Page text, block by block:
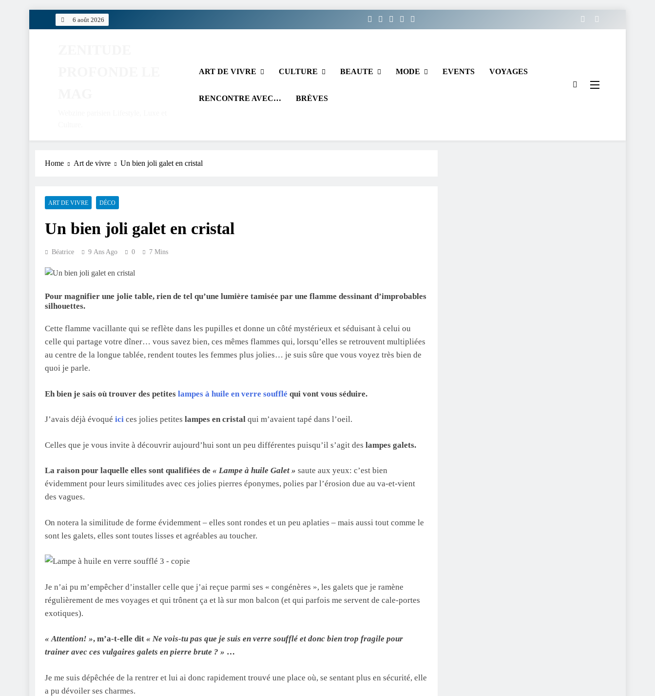
6 août 2026
ART DE VIVRE CULTURE BEAUTE MODE EVENTS VOYAGES
RENCONTRE AVEC… BRÈVES
Home Art de vivre Un bien joli galet en cristal
ART DE VIVRE DÉCO
Un bien joli galet en cristal
Béatrice 9 Ans Ago 0 7 Mins
Pour magnifier une jolie table, rien de tel qu’une lumière tamisée par une flamme dessinant d’improbables
silhouettes.
Cette flamme vacillante qui se reflète dans les pupilles et donne un côté mystérieux et séduisant à celui ou
celle qui partage votre dîner… vous savez bien, ces mêmes flammes qui, lorsqu’elles se retrouvent multipliées
au centre de la longue tablée, rendent toutes les femmes plus jolies… je suis sûre que vous voyez très bien de
quoi je parle.
Eh bien je sais où trouver des petites lampes à huile en verre soufflé qui vont vous séduire.
J’avais déjà évoqué ici ces jolies petites lampes en cristal qui m’avaient tapé dans l’oeil.
Celles que je vous invite à découvrir aujourd’hui sont un peu différentes puisqu’il s’agit des lampes galets.
La raison pour laquelle elles sont qualifiées de « Lampe à huile Galet » saute aux yeux: c’est bien
évidemment pour leurs similitudes avec ces jolies pierres éponymes, polies par l’érosion due au va-et-vient
des vagues.
On notera la similitude de forme évidemment – elles sont rondes et un peu aplaties – mais aussi tout comme le
sont les galets, elles sont toutes lisses et agréables au toucher.
Je n’ai pu m’empêcher d’installer celle que j’ai reçue parmi ses « congénères », les galets que je ramène
régulièrement de mes voyages et qui trônent ça et là sur mon balcon (et qui parfois me servent de cale-portes
exotiques).
« Attention! », m’a-t-elle dit « Ne vois-tu pas que je suis en verre soufflé et donc bien trop fragile pour
trainer avec ces vulgaires galets en pierre brute ? » …
Je me suis dépêchée de la rentrer et lui ai donc rapidement trouvé une place où, se sentant plus en sécurité, elle
a pu dévoiler ses charmes.